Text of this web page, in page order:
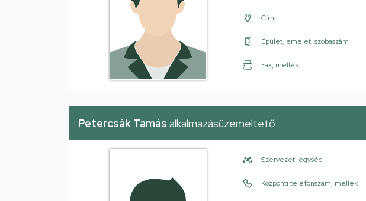
Cím
Épület, emelet, szobaszám
Fax, mellék
Petercsák Tamás alkalmazásüzemeltető
Szervezeti egység
Központi telefonszám, mellék